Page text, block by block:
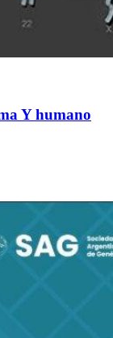
Y humano